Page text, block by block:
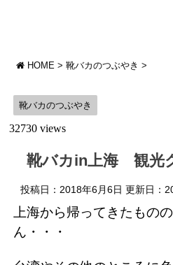
HOME > 靴バカのつぶやき >
靴バカのつぶやき
32730 views
靴バカin上海 観光
投稿日：2018年6月6日 更新日：
上海から帰ってきたもの
ん・・・